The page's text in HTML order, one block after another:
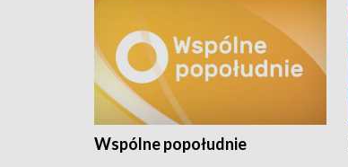
Wspólne popołudnie